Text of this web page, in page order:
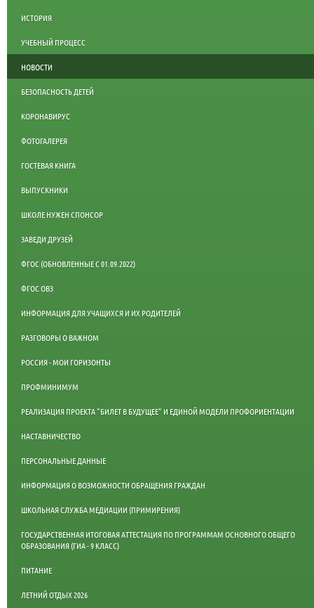
ИСТОРИЯ
УЧЕБНЫЙ ПРОЦЕСС
НОВОСТИ
БЕЗОПАСНОСТЬ ДЕТЕЙ
КОРОНАВИРУС
ФОТОГАЛЕРЕЯ
ГОСТЕВАЯ КНИГА
ВЫПУСКНИКИ
ШКОЛЕ НУЖЕН СПОНСОР
ЗАВЕДИ ДРУЗЕЙ
ФГОС (ОБНОВЛЕННЫЕ С 01.09.2022)
ФГОС ОВЗ
ИНФОРМАЦИЯ ДЛЯ УЧАЩИХСЯ И ИХ РОДИТЕЛЕЙ
РАЗГОВОРЫ О ВАЖНОМ
РОССИЯ - МОИ ГОРИЗОНТЫ
ПРОФМИНИМУМ
РЕАЛИЗАЦИЯ ПРОЕКТА "БИЛЕТ В БУДУЩЕЕ" И ЕДИНОЙ МОДЕЛИ ПРОФОРИЕНТАЦИИ
НАСТАВНИЧЕСТВО
ПЕРСОНАЛЬНЫЕ ДАННЫЕ
ИНФОРМАЦИЯ О ВОЗМОЖНОСТИ ОБРАЩЕНИЯ ГРАЖДАН
ШКОЛЬНАЯ СЛУЖБА МЕДИАЦИИ (ПРИМИРЕНИЯ)
ГОСУДАРСТВЕННАЯ ИТОГОВАЯ АТТЕСТАЦИЯ ПО ПРОГРАММАМ ОСНОВНОГО ОБЩЕГО
ОБРАЗОВАНИЯ (ГИА - 9 КЛАСС)
ПИТАНИЕ
ЛЕТНИЙ ОТДЫХ 2026